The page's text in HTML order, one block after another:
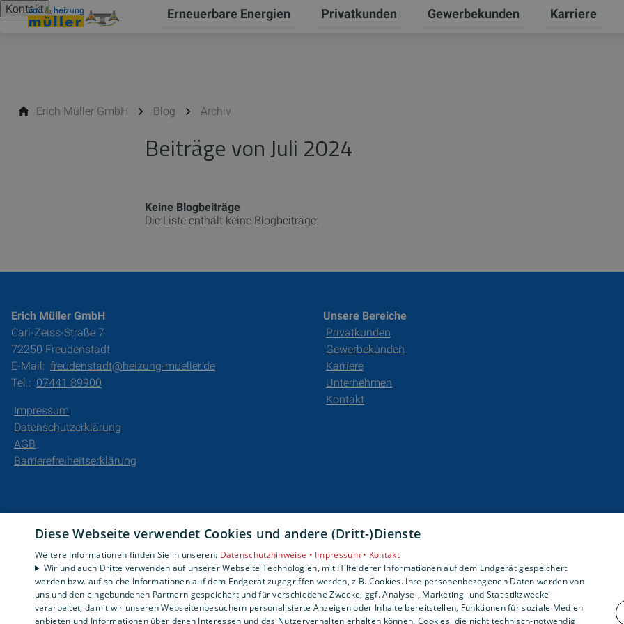
Kontakt Erneuerbare Energien
Untermenü für Erneuerbare Energien umschalten
Privatkunden
Untermenü für Privatkunden
Gewerbekunden
Untermenü
Karriere
Erich Müller GmbH Blog Archiv
Beiträge von Juli 2024
Keine Blogbeiträge
Die Liste enthält keine Blogbeiträge.
Erich Müller GmbH
Carl-Zeiss-Straße 7
72250 Freudenstadt
E-Mail: freudenstadt@heizung-mueller.de
Tel.: 07441 89900
Impressum
Datenschutzerklärung
AGB
Barrierefreiheitserklärung
Unsere Bereiche
Privatkunden
Gewerbekunden
Karriere
Unternehmen
Kontakt
Diese Webseite verwendet Cookies und andere (Dritt-)Dienste
Weitere Informationen finden Sie in unseren: Datenschutzhinweise • Impressum • Kontakt
Wir und auch Dritte verwenden auf unserer Webseite Technologien, mit Hilfe derer Informationen auf dem Endgerät gespeichert
werden bzw. auf solche Informationen auf dem Endgerät zugegriffen werden, z.B. Cookies. Ihre personenbezogenen Daten werden von
uns und den eingebundenen Partnern gespeichert und für verschiedene Zwecke, ggf. Analyse-, Marketing- und Statistikzwecke
verarbeitet, damit wir unseren Webseitenbesuchern personalisierte Anzeigen oder Inhalte bereitstellen, Funktionen für soziale Medien
anbieten und Informationen über deren Interessen und das Nutzerverhalten erhalten können. Cookies, die nicht technisch-notwendig